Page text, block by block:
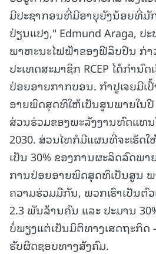
ມີປະຊາກອນທີ່ມີອາຍຸຍັງນ້ອຍທີ່ມັ
ປ່ຽນແປງ," Edmund Araga, ປ
ພາຫະນະໄຟຟ້າຂອງຟີລິບປິນ ກ່າ
ປະເທດສະມາຊິກ RCEP ໄດ້ກຳ
ປ່ອຍອາຍກາກບອນ. ກຳປູເຈຍມີ
ອາຍພິດສຸດທິໃຫ້ເປັນສູນພາຍໃນປີ
ສ່ວນຮ່ວມຂອງພະລັງງານທົດແທນ
2030. ສ່ວນໄທກໍມີແຜນທີ່ຈະເຮັດ
ເປັນ 30% ຂອງການຜະລິດລົດພາ
ການປ່ອຍອາຍພິດສຸດທິເປັນສູນ ພ
ຄວາມຮ່ວມມືກັນ, ພວກເຮົາເປັນ
2.3 ພັນລ້ານຄົນ ແລະ ປະມານ
ບໍ່ພຽງແຕ່ເປັນມິຕິທາງເສດຖະກິດ
ຮັບຜິດຊອບທາງສັງຄົມ.